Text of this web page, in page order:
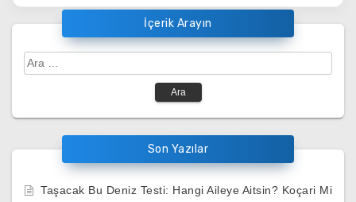
İçerik Arayın
Arama:
Son Yazılar
Taşacak Bu Deniz Testi: Hangi Aileye Aitsin? Koçari Mi